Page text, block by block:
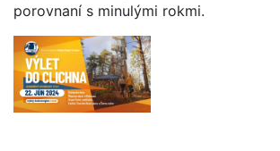
porovnaní s minulými rokmi.